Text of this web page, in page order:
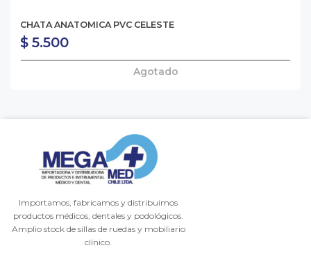
CHATA ANATOMICA PVC CELESTE
$ 5.500
Agotado
Importamos, fabricamos y distribuimos
productos médicos, dentales y podológicos.
Amplio stock de sillas de ruedas y mobiliario
clínico.